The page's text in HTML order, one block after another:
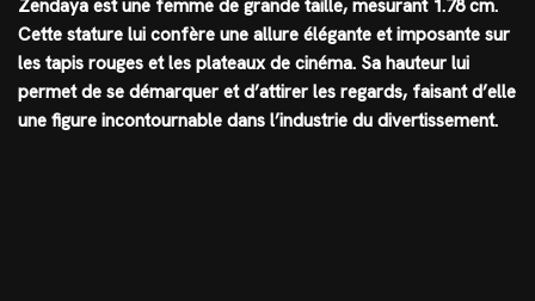
Zendaya est une femme de grande taille, mesurant 1.78 cm.
Cette stature lui confère une allure élégante et imposante sur
les tapis rouges et les plateaux de cinéma. Sa hauteur lui
permet de se démarquer et d’attirer les regards, faisant d’elle
une figure incontournable dans l’industrie du divertissement.